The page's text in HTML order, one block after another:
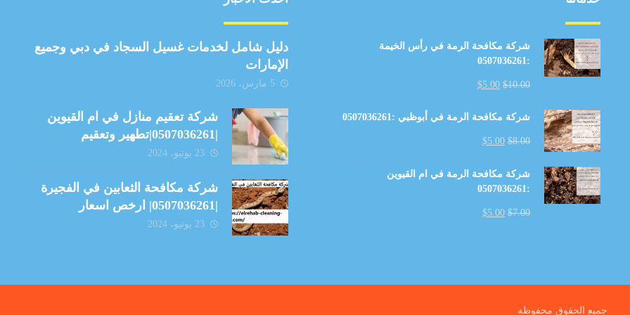
شركة مكافحة الرمة في رأس الخيمة
:0507036261
$10.00
$5.00
شركة مكافحة الرمة في أبوظبي :0507036261
$8.00
$5.00
شركة مكافحة الرمة في ام القيوين
:0507036261
$7.00
$5.00
دليل شامل لخدمات غسيل السجاد في دبي وجميع
الإمارات
5 مارس، 2026
شركة تعقيم منازل في ام القيوين
|0507036261|تطهير وتعقيم
23 يونيو، 2024
شركة مكافحة الثعابين في الفجيرة
|0507036261| ارخص اسعار
23 يونيو، 2024
جميع الحقوق محفوظة